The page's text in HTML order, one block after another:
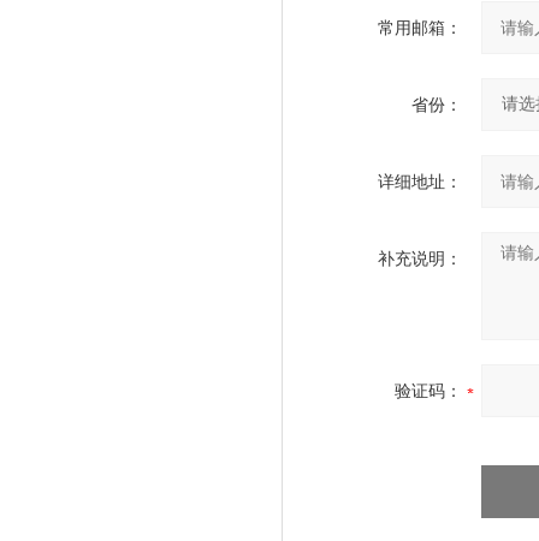
常用邮箱：
省份：
详细地址：
补充说明：
验证码：